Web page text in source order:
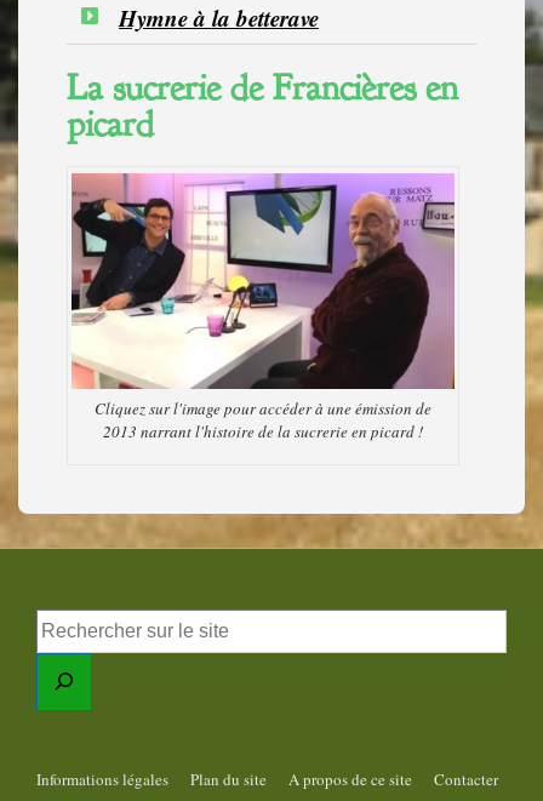
Hymne à la betterave
La sucrerie de Francières en
picard
Cliquez sur l'image pour accéder à une émission de
2013 narrant l'histoire de la sucrerie en picard !
Informations légales Plan du site A propos de ce site
Contacter